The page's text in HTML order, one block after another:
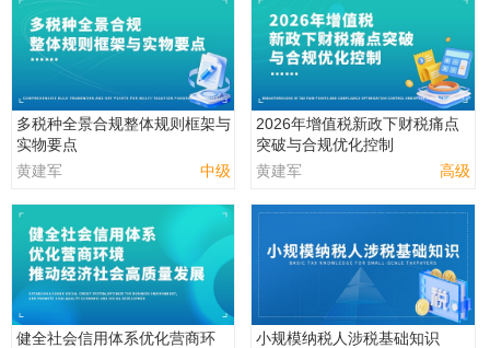
多税种全景合规整体规则框架与
实物要点
黄建军
中级
2026年增值税新政下财税痛点
突破与合规优化控制
黄建军
高级
健全社会信用体系优化营商环
小规模纳税人涉税基础知识